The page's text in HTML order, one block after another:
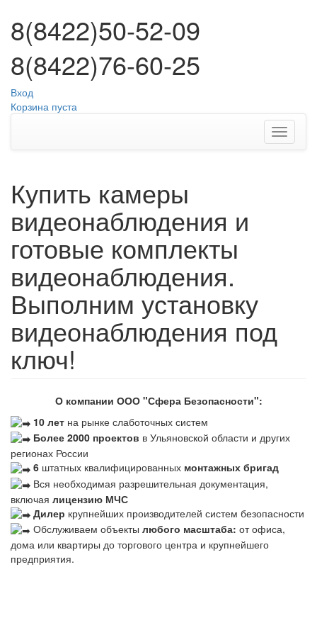
8(8422)50-52-09
8(8422)76-60-25
Вход
Корзина пуста
Купить камеры
видеонаблюдения и
готовые комплекты
видеонаблюдения.
Выполним установку
видеонаблюдения под
ключ!
О компании ООО "Сфера Безопасности":
10 лет на рынке слаботочных систем
Более 2000 проектов в Ульяновской области и других
регионах России
6 штатных квалифицированных монтажных бригад
Вся необходимая разрешительная документация,
включая лицензию МЧС
Дилер крупнейших производителей систем безопасности
Обслуживаем объекты любого масштаба: от офиса,
дома или квартиры до торгового центра и крупнейшего
предприятия.